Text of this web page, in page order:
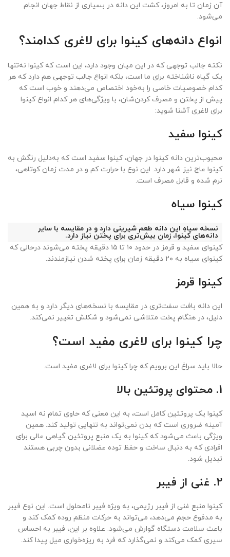
آن زمان تا به امروز، کشت این دانه در بسیاری از نقاط جهان انجام
می‌شود.
انواع دانه‌های کینوا برای لاغری کدامند؟
نکته جالب توجهی که در این میان وجود دارد، این است که کینوا نه‌تنها
یک گیاه ناشناخته برای ما است، بلکه انواع جالب توجهی هم دارد که هر
کدام خصوصیات خاصی را به‌خود اختصاص می‌دهند و خوب است که
پیش از پختن و مصرف کردن‌شان، با ویژگی‌های هر کدام انواع کینوا
برای لاغری آشنا شوید:
کینوا سفید
محبوب‌ترین دانه کینوا در جهان، کینوا سفید است که به‌دلیل رنگش به
کینوا عاج نیز شهر دارد. این نوع با حرارت کم و در مدت زمان کوتاهی،
نرم شده و قابل مصرف است.
کینوا سیاه
نسخه سیاهِ این دانه طعم شیرینی دارد و در مقایسه با سایر
دانه‌های کینوا، زمان بیش‌تری برای پختن نیاز دارد.
کینوای سفید و قرمز در حدود ۱۰ تا ۱۵ دقیقه پخته می‌شوند درحالی که
کینوای سیاه به ۲۰ دقیقه زمان برای پخته شدن نیازمندند.
کینوا قرمز
این دانه بافت سفت‌تری در مقایسه با نسخه‌های دیگر دارد و به همین
دلیل، در هنگام پخت متلاشی نمی‌شود و شکلش تغییر نمی‌کند.
چرا کینوا برای لاغری مفید است؟
حالا باید سراغ این برویم که چرا کینوا برای لاغری مفید است.
1. محتوای پروتئین بالا
کینوا یک پروتئین کامل است، به این معنی که حاوی تمام نه اسید
آمینه ضروری است که بدن نمی‌تواند به تنهایی تولید کند. همین
ویژگی باعث می‌شود که کینوا به یک منبع پروتئین گیاهی عالی برای
افرادی که به دنبال ساخت و حفظ توده عضلانی بدون چربی هستند
تبدیل شود.
2. غنی از فیبر
کینوا منبع غنی از فیبر رژیمی، به ویژه فیبر نامحلول است. این نوع فیبر
به مدفوع حجم می‌دهد، می‌تواند به حرکات منظم روده کمک کند و
باعث سلامت دستگاه گوارش می‌شود. علاوه بر این، فیبر به احساس
سیری کمک می‌کند و نمی‌گذارد که فرد به ریزه‌خواری میل پیدا کند.